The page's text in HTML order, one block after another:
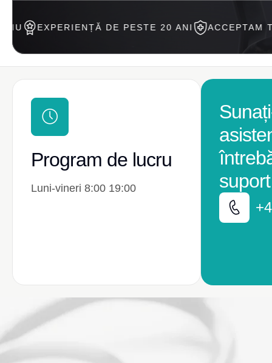
DE PESTE 20 ANI ACCEPTAM TRATAMENT
Program de lucru
Luni-vineri 8:00 19:00